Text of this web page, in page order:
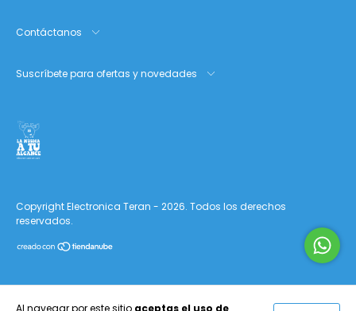
Al navegar por este sitio aceptas el uso de
Contáctanos
Suscríbete para ofertas y novedades
Copyright Electronica Teran - 2026. Todos los derechos
reservados.